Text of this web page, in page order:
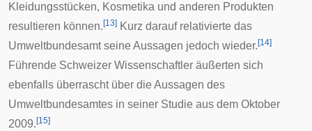
Kleidungsstücken, Kosmetika und anderen Produkten
resultieren können. [13] Kurz darauf relativierte das
Umweltbundesamt seine Aussagen jedoch wieder. [14]
Führende Schweizer Wissenschaftler äußerten sich
ebenfalls überrascht über die Aussagen des
Umweltbundesamtes in seiner Studie aus dem Oktober
2009. [15]